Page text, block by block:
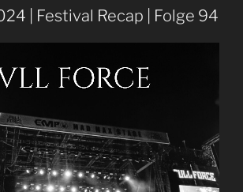
| Festival Recap | Folge 94